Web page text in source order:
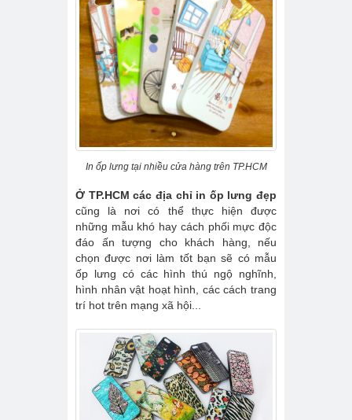
In ốp lưng tại nhiều cửa hàng trên TP.HCM
Ở TP.HCM các địa chỉ in ốp lưng đẹp
cũng là nơi có thể thực hiện được
những mẫu khó hay cách phối mực độc
đáo ấn tượng cho khách hàng, nếu
chọn được nơi làm tốt bạn sẽ có mẫu
ốp lưng có các hình thú ngộ nghĩnh,
hình nhân vật hoạt hình, các cách trang
trí hot trên mạng xã hội...